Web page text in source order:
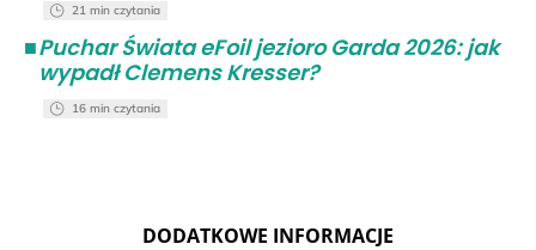
21 min czytania
■Puchar Świata eFoil jezioro Garda 2026: jak
wypadł Clemens Kresser?
16 min czytania
DODATKOWE INFORMACJE